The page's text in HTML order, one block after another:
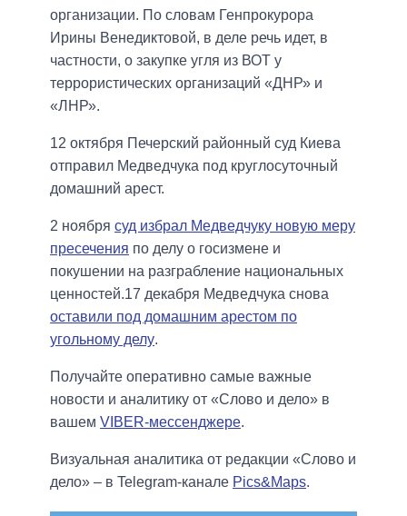
организации. По словам Генпрокурора
Ирины Венедиктовой, в деле речь идет, в
частности, о закупке угля из ВОТ у
террористических организаций «ДНР» и
«ЛНР».
12 октября Печерский районный суд Киева
отправил Медведчука под круглосуточный
домашний арест.
2 ноября суд избрал Медведчуку новую меру
пресечения по делу о госизмене и
покушении на разграбление национальных
ценностей.17 декабря Медведчука снова
оставили под домашним арестом по
угольному делу.
Получайте оперативно самые важные
новости и аналитику от «Слово и дело» в
вашем VIBER-мессенджере.
Визуальная аналитика от редакции «Слово и
дело» – в Telegram-канале Pics&Maps.